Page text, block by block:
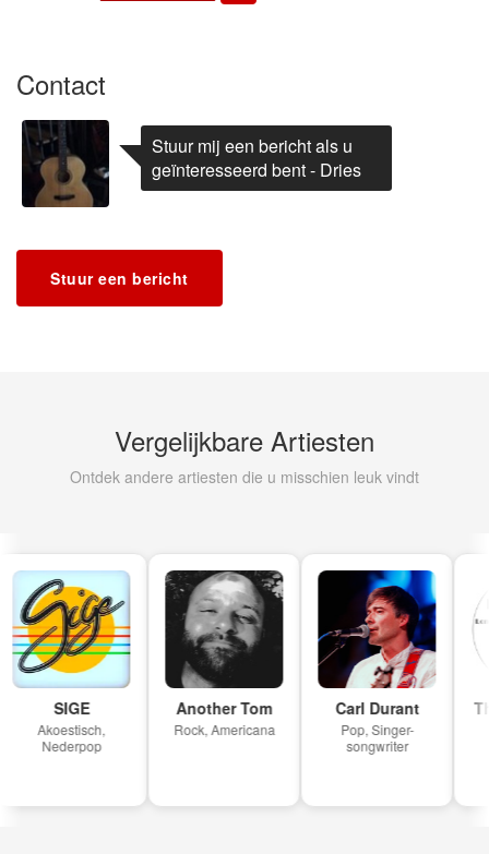
Contact
Stuur mij een bericht als u
geïnteresseerd bent - Dries
Stuur een bericht
Vergelijkbare Artiesten
Ontdek andere artiesten die u misschien leuk vindt
SIGE
Akoestisch,
Nederpop
Another Tom
Rock, Americana
Carl Durant
Pop, Singer-
songwriter